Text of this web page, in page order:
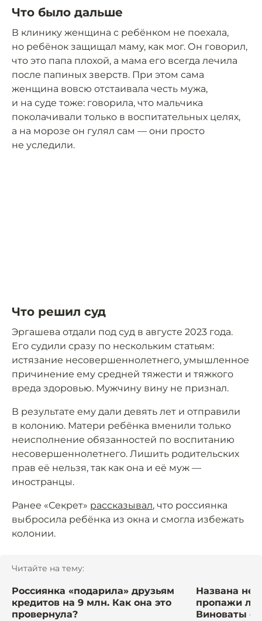
Что было дальше
В клинику женщина с ребёнком не поехала,
но ребёнок защищал маму, как мог. Он говорил,
что это папа плохой, а мама его всегда лечила
после папиных зверств. При этом сама
женщина вовсю отстаивала честь мужа,
и на суде тоже: говорила, что мальчика
поколачивали только в воспитательных целях,
а на морозе он гулял сам — они просто
не уследили.
Что решил суд
Эргашева отдали под суд в августе 2023 года.
Его судили сразу по нескольким статьям:
истязание несовершеннолетнего, умышленное
причинение ему средней тяжести и тяжкого
вреда здоровью. Мужчину вину не признал.
В результате ему дали девять лет и отправили
в колонию. Матери ребёнка вменили только
неисполнение обязанностей по воспитанию
несовершеннолетнего. Лишить родительских
прав её нельзя, так как она и её муж —
иностранцы.
Ранее «Секрет» рассказывал, что россиянка
выбросила ребёнка из окна и смогла избежать
колонии.
Читайте на тему:
Россиянка «подарила» друзьям
кредитов на 9 млн. Как она это
провернула?
Названа
пропажи
Виноваты